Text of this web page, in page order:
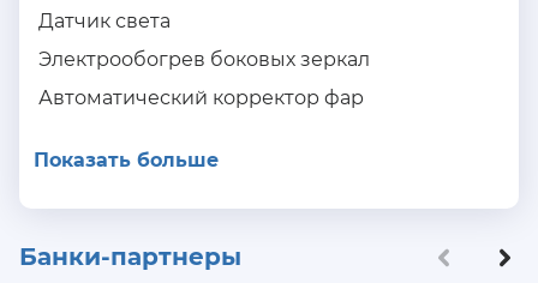
Датчик света
Электрообогрев боковых зеркал
Автоматический корректор фар
Показать больше
Банки-партнеры